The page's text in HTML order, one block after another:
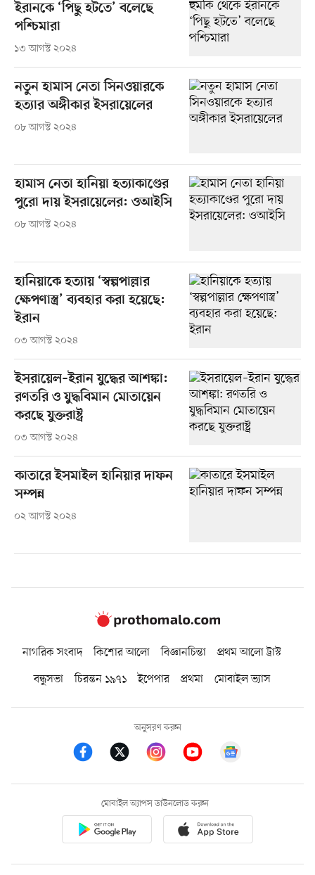
ইরানকে ‘পিছু হটতে’ বলেছে
পশ্চিমারা
১৩ আগস্ট ২০২৪
নতুন হামাস নেতা সিনওয়ারকে
হত্যার অঙ্গীকার ইসরায়েলের
০৮ আগস্ট ২০২৪
হামাস নেতা হানিয়া হত্যাকাণ্ডের
পুরো দায় ইসরায়েলের: ওআইসি
০৮ আগস্ট ২০২৪
হানিয়াকে হত্যায় ‘স্বল্পপাল্লার
ক্ষেপণাস্ত্র’ ব্যবহার করা হয়েছে:
ইরান
০৩ আগস্ট ২০২৪
ইসরায়েল–ইরান যুদ্ধের আশঙ্কা:
রণতরি ও যুদ্ধবিমান মোতায়েন
করছে যুক্তরাষ্ট্র
০৩ আগস্ট ২০২৪
কাতারে ইসমাইল হানিয়ার দাফন
সম্পন্ন
০২ আগস্ট ২০২৪
নাগরিক সংবাদ কিশোর আলো বিজ্ঞানচিন্তা
প্রথম আলো ট্রাস্ট
বন্ধুসভা
চিরন্তন ১৯৭১ ইপেপার প্রথমা মোবাইল ভ্যাস
অনুসরণ করুন
মোবাইল অ্যাপস ডাউনলোড করুন